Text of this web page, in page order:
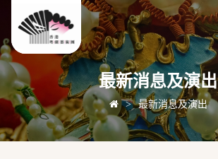
最新消息及演出
> 最新消息及演出